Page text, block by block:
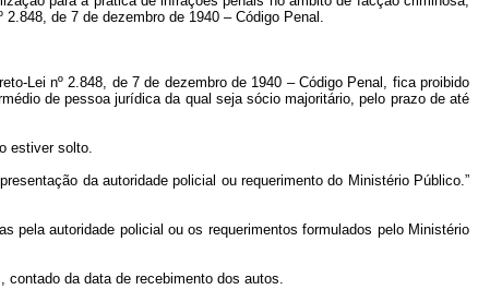
de 7 de dezembro de 1940 – Código Penal.
Lei nº 2.848, de 7 de dezembro de 1940 – Código Penal, fica proibido
de pessoa jurídica da qual seja sócio majoritário, pelo prazo de até
estiver solto.
da autoridade policial ou requerimento do Ministério Público.”
pela autoridade policial ou os requerimentos formulados pelo Ministério
contado da data de recebimento dos autos.